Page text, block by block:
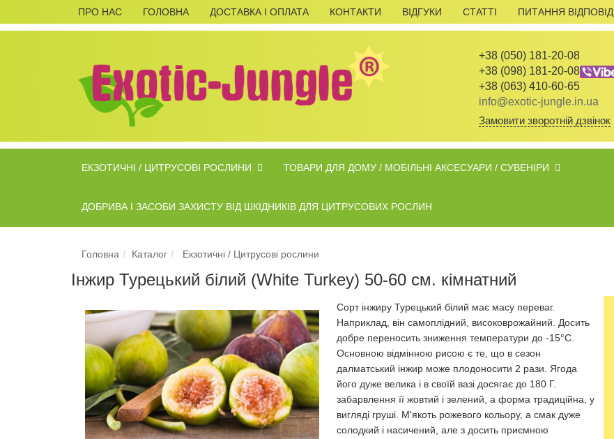
ПРО НАС ГОЛОВНА ДОСТАВКА І ОПЛАТА КОНТАКТИ ВІДГУКИ СТАТТІ ПИТАННЯ
+38 (050) 181-20-08
+38 (098) 181-20-08
+38 (063) 410-60-65
info@exotic-jungle.in.ua
Замовити зворотній дзвінок
ЕКЗОТИЧНІ / ЦИТРУСОВІ РОСЛИНИ ТОВАРИ ДЛЯ ДОМУ / МОБІЛЬНІ АКСЕСУАРИ / СУВЕНІРИ
ДОБРИВА І ЗАСОБИ ЗАХИСТУ ВІД ШКІДНИКІВ ДЛЯ ЦИТРУСОВИХ РОСЛИН
Головна Каталог Екзотичні / Цитрусові рослини
Інжир Турецький білий (White Turkey) 50-60 см. кімнатний
Сорт інжиру Турецький білий має масу переваг.
Наприклад, він самоплідний, високоврожайний. Досить
добре переносить зниження температури до -15°С.
Основною відмінною рисою є те, що в сезон
далматський інжир може плодоносити 2 рази. Ягода
його дуже велика і в своїй вазі досягає до 180 Г.
забарвлення її жовтий і зелений, а форма традиційна, у
вигляді груші. М'якоть рожевого кольору, а смак дуже
солодкий і насичений, але з досить приємною